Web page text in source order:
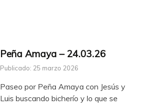
Peña Amaya – 24.03.26
Publicado: 25 marzo 2026
Paseo por Peña Amaya con Jesús y
Luis buscando bicherío y lo que se